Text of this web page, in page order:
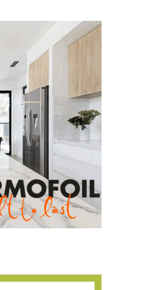
τα νέα και όλες
εγγραφείτε στο
μας!